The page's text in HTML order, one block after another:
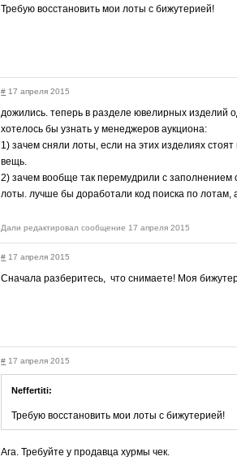
Требую восстановить мои лоты с бижутерией!
# 17 апреля 2015
дожились. теперь в разделе ювелирных изделий
хотелось бы узнать у менеджеров аукциона:
1) зачем сняли лоты, если на этих изделиях
вещь.
2) зачем вообще так перемудрили с заполнением
лоты. лучше бы доработали код поиска по лотам,
Дали редактировал сообщение 17 апреля 2015
# 17 апреля 2015
Сначала разберитесь, что снимаете! Моя
# 17 апреля 2015
Neffertiti:
Требую восстановить мои лоты с бижутерией!
Ага. Требуйте у продавца хурмы чек.